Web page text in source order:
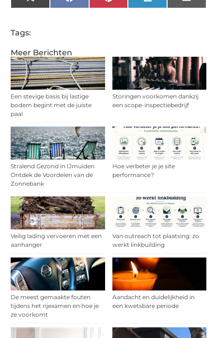
Meer Berichten
Een stevige basis bij lastige
bodem begint met de juiste
paal
Storingen voorkomen dankzij
een scope-inspectiebedrijf
Stralend Gezond in IJmuiden
Ontdek de Voordelen van de
Zonnebank
Hoe verbeter je je site
performance?
Veilig lading vervoeren met een
aanhanger
Van outreach tot plaatsing: zo
werkt linkbuilding
De meest gemaakte fouten
tijdens het rijexamen en hoe je
ze voorkomt
Aandacht en duidelijkheid in
een kwetsbare periode
(Twitter)
Tags: